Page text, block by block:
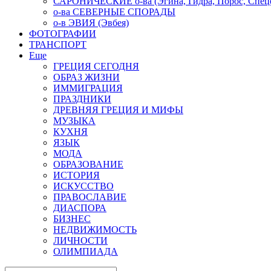
о-ва СЕВЕРНЫЕ СПОРАДЫ
о-в ЭВИЯ (Эвбея)
ФОТОГРАФИИ
ТРАНСПОРТ
Еще
ГРЕЦИЯ СЕГОДНЯ
ОБРАЗ ЖИЗНИ
ИММИГРАЦИЯ
ПРАЗДНИКИ
ДРЕВНЯЯ ГРЕЦИЯ И МИФЫ
МУЗЫКА
КУХНЯ
ЯЗЫК
МОДА
ОБРАЗОВАНИЕ
ИСТОРИЯ
ИСКУССТВО
ПРАВОСЛАВИЕ
ДИАСПОРА
БИЗНЕС
НЕДВИЖИМОСТЬ
ЛИЧНОСТИ
ОЛИМПИАДА